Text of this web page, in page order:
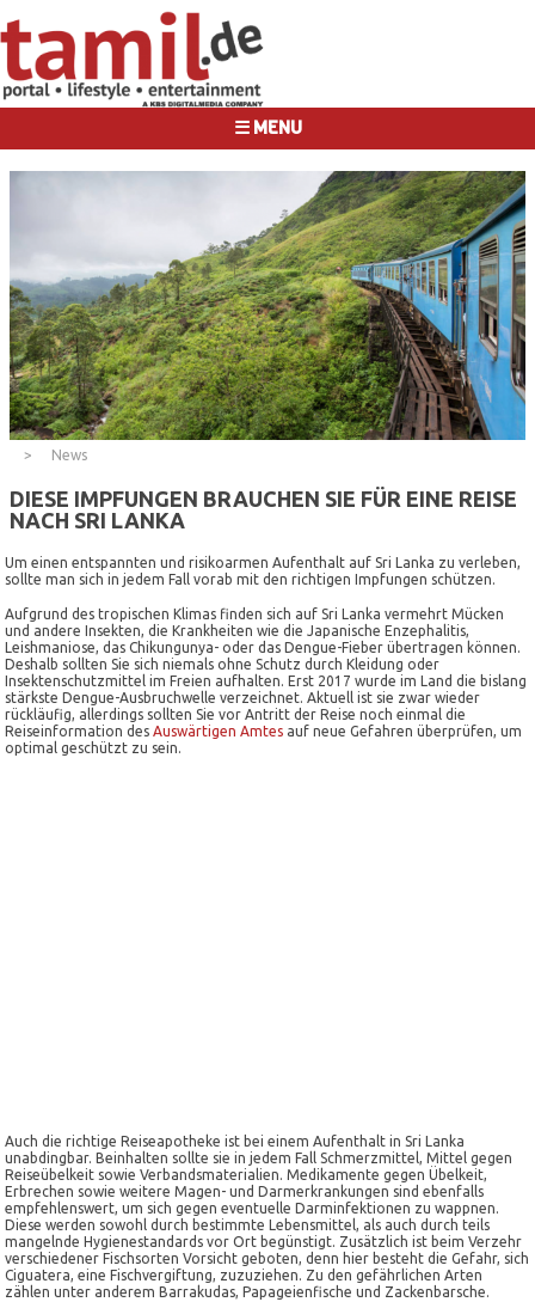
☰ MENU
News
DIESE IMPFUNGEN BRAUCHEN SIE FÜR EINE REISE
NACH SRI LANKA
Um einen entspannten und risikoarmen Aufenthalt auf Sri Lanka zu verleben,
sollte man sich in jedem Fall vorab mit den richtigen Impfungen schützen.
Aufgrund des tropischen Klimas finden sich auf Sri Lanka vermehrt Mücken
und andere Insekten, die Krankheiten wie die Japanische Enzephalitis,
Leishmaniose, das Chikungunya- oder das Dengue-Fieber übertragen können.
Deshalb sollten Sie sich niemals ohne Schutz durch Kleidung oder
Insektenschutzmittel im Freien aufhalten. Erst 2017 wurde im Land die bislang
stärkste Dengue-Ausbruchwelle verzeichnet. Aktuell ist sie zwar wieder
rückläufig, allerdings sollten Sie vor Antritt der Reise noch einmal die
Reiseinformation desAuswärtigen Amtes auf neue Gefahren überprüfen, um
optimal geschützt zu sein.
Auch die richtige Reiseapotheke ist bei einem Aufenthalt in Sri Lanka
unabdingbar. Beinhalten sollte sie in jedem Fall Schmerzmittel, Mittel gegen
Reiseübelkeit sowie Verbandsmaterialien. Medikamente gegen Übelkeit,
Erbrechen sowie weitere Magen- und Darmerkrankungen sind ebenfalls
empfehlenswert, um sich gegen eventuelle Darminfektionen zu wappnen.
Diese werden sowohl durch bestimmte Lebensmittel, als auch durch teils
mangelnde Hygienestandards vor Ort begünstigt. Zusätzlich ist beim Verzehr
verschiedener Fischsorten Vorsicht geboten, denn hier besteht die Gefahr, sich
Ciguatera, eine Fischvergiftung, zuzuziehen. Zu den gefährlichen Arten
zählen unter anderem Barrakudas, Papageienfische und Zackenbarsche.